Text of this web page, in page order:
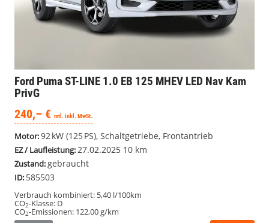
Ford PumaST-LINE 1.0 EB 125 MHEV LED Nav Kam
PrivG
240,– € mtl. inkl. MwSt.
Motor:92 kW (125 PS), Schaltgetriebe, Frontantrieb
EZ / Laufleistung:27.02.2025 10 km
Zustand:gebraucht
ID: 585503
Verbrauch kombiniert: 5,40 l/100km
CO2-Klasse: D
CO2-Emissionen: 122,00 g/km